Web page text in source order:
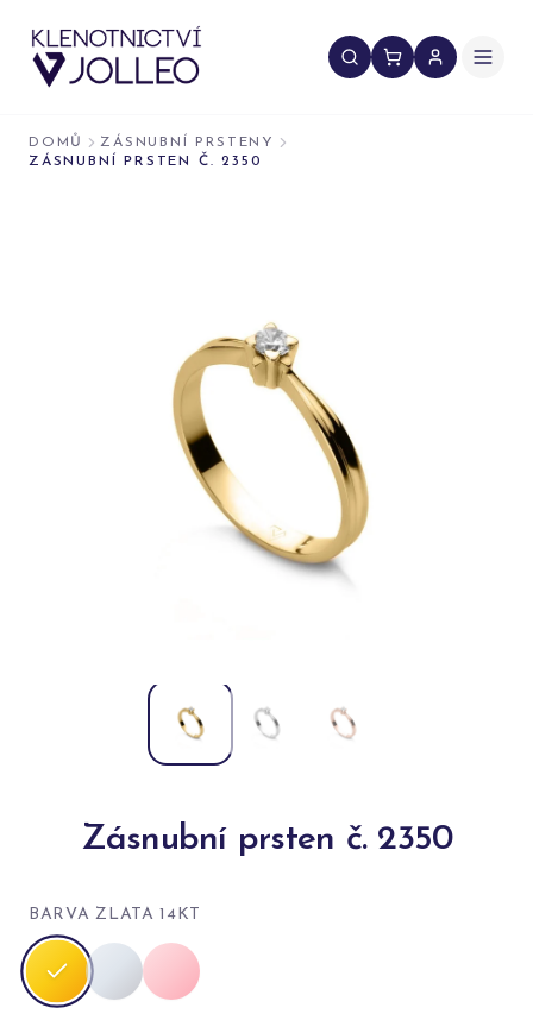
DOMŮ
ZÁSNUBNÍ PRSTENY
ZÁSNUBNÍ PRSTEN Č. 2350
Zásnubní prsten č. 2350
BARVA ZLATA 14KT